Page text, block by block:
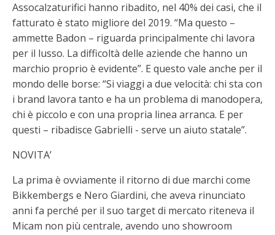
Assocalzaturifici hanno ribadito, nel 40% dei casi, che il
fatturato è stato migliore del 2019. “Ma questo –
ammette Badon – riguarda principalmente chi lavora
per il lusso. La difficoltà delle aziende che hanno un
marchio proprio è evidente”. E questo vale anche per il
mondo delle borse: “Si viaggi a due velocità: chi sta con
i brand lavora tanto e ha un problema di manodopera,
chi è piccolo e con una propria linea arranca. E per
questi – ribadisce Gabrielli - serve un aiuto statale”.
NOVITA’
La prima è ovviamente il ritorno di due marchi come
Bikkembergs e Nero Giardini, che aveva rinunciato
anni fa perché per il suo target di mercato riteneva il
Micam non più centrale, avendo uno showroom